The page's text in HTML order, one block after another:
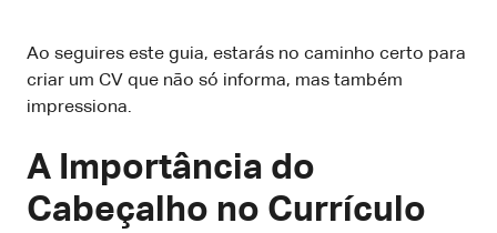
Ao seguires este guia, estarás no caminho certo para
criar um CV que não só informa, mas também
impressiona.
A Importância do
Cabeçalho no Currículo